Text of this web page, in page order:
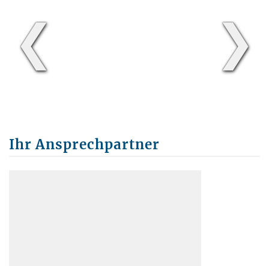
❮ ❯
Ihr Ansprechpartner